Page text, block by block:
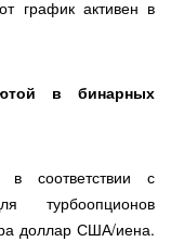
график активен в
в бинарных
в соответствии с
турбоопционов
доллар США/иена.